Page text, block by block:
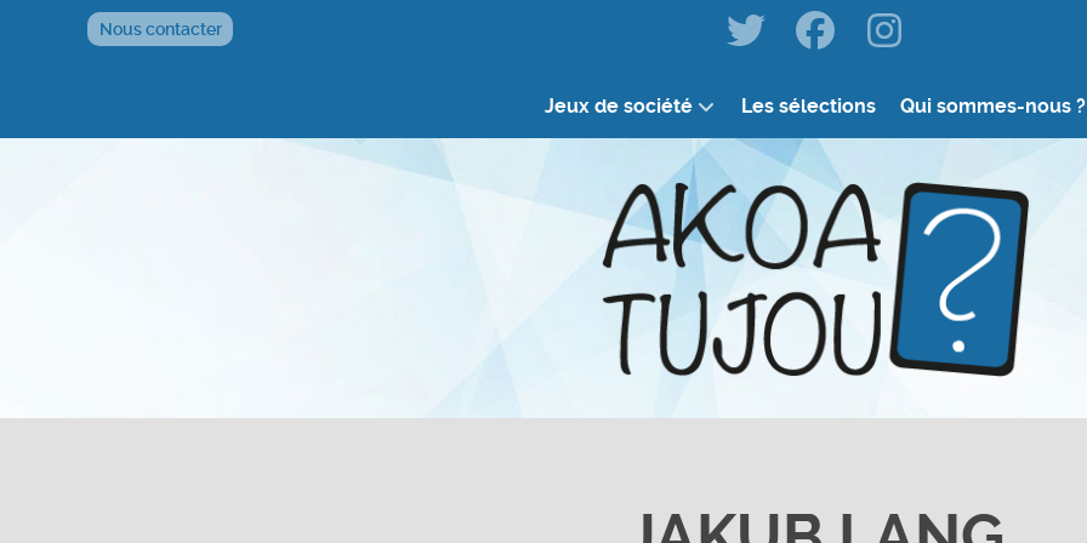
Nous contacter
Jeux de société Les sélections Qui sommes-nous ?